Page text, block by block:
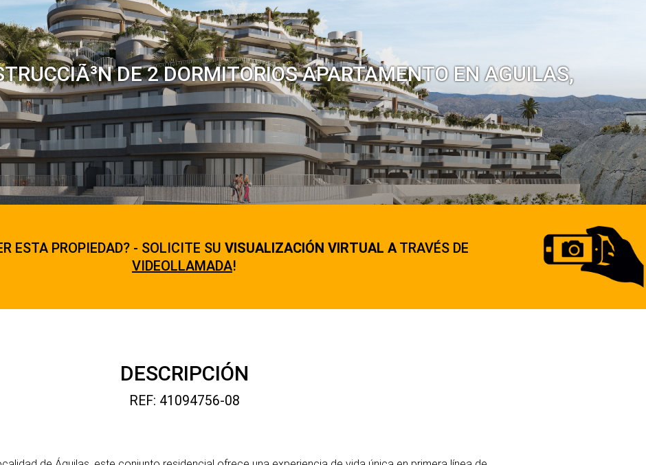
DE 2 DORMITORIOS APARTAMENTO EN AGUILAS,
ESTA PROPIEDAD? - SOLICITE SU VISUALIZACIÓN VIRTUAL ATRAVÉS DE
VIDEOLLAMADA!
DESCRIPCIÓN
REF: 41094756-08